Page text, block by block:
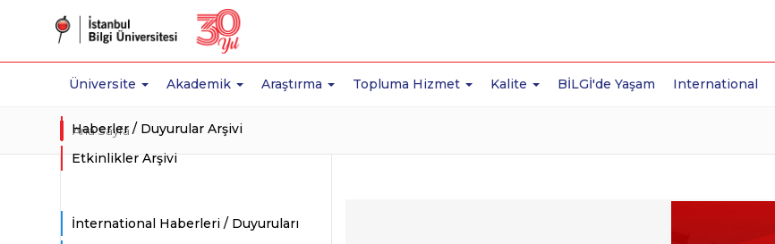
Üniversite Akademik Araştırma Topluma Hizmet Kalite BİLGİ'de Yaşam International
Ana Sayfa
Haberler / Duyurular Arşivi
Etkinlikler Arşivi
İnternational Haberleri / Duyuruları